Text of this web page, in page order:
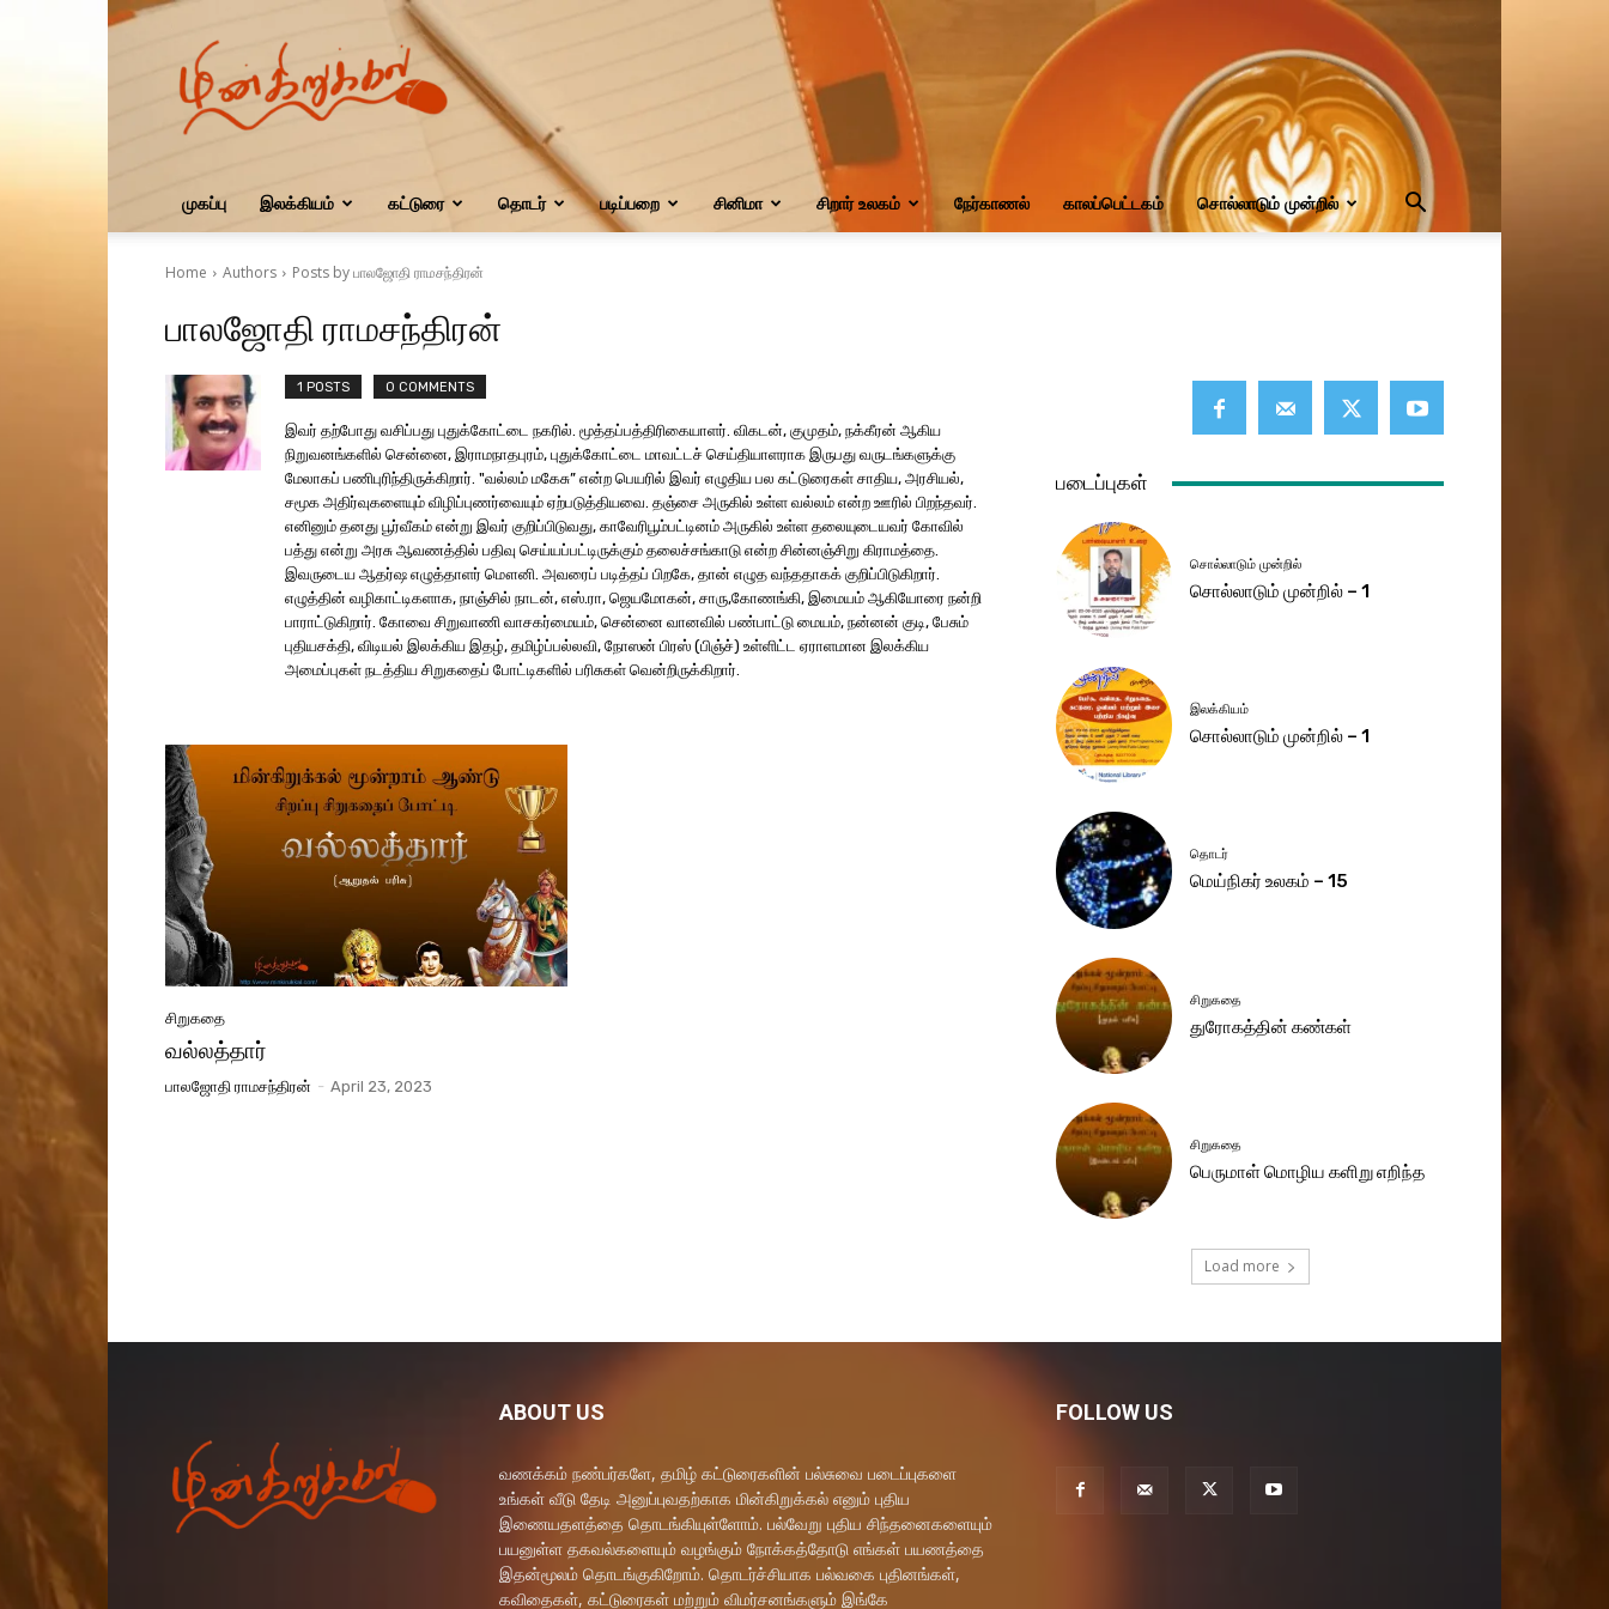
மின்கிறுக்கல்
முகப்பு இலக்கியம் கட்டுரை தொடர் படிப்பறை சினிமா சிறார் உலகம் நேர்காணல் காலப்பெட்டகம் சொல்லாடும் முன்றில்
Home Authors Posts by பாலஜோதி ராமசந்திரன்
பாலஜோதி ராமசந்திரன்
1 POSTS 0 COMMENTS
இவர் தற்போது வசிப்பது புதுக்கோட்டை நகரில். மூத்தப்பத்திரிகையாளர். விகடன், குமுதம், நக்கீரன் ஆகிய
நிறுவனங்களில் சென்னை, இராமநாதபுரம், புதுக்கோட்டை மாவட்டச் செய்தியாளராக இருபது வருடங்களுக்கு
மேலாகப் பணிபுரிந்திருக்கிறார். "வல்லம் மகேசு” என்ற பெயரில் இவர் எழுதிய பல கட்டுரைகள் சாதிய, அரசியல்,
சமூக அதிர்வுகளையும் விழிப்புணர்வையும் ஏற்படுத்தியவை. தஞ்சை அருகில் உள்ள வல்லம் என்ற ஊரில் பிறந்தவர்.
எனினும் தனது பூர்வீகம் என்று இவர் குறிப்பிடுவது, காவேரிபூம்பட்டினம் அருகில் உள்ள தலையுடையவர் கோவில்
பத்து என்று அரசு ஆவணத்தில் பதிவு செய்யப்பட்டிருக்கும் தலைச்சங்காடு என்ற சின்னஞ்சிறு கிராமத்தை.
இவருடைய ஆதர்ஷ எழுத்தாளர் மௌனி. அவரைப் படித்தப் பிறகே, தான் எழுத வந்ததாகக் குறிப்பிடுகிறார்.
எழுத்தின் வழிகாட்டிகளாக, நாஞ்சில் நாடன், எஸ்.ரா, ஜெயமோகன், சாரு,கோணங்கி, இமையம் ஆகியோரை நன்றி
பாராட்டுகிறார். கோவை சிறுவாணி வாசகர்மையம், சென்னை வானவில் பண்பாட்டு மையம், நன்னன் குடி, பேசும்
புதியசக்தி, விடியல் இலக்கிய இதழ், தமிழ்ப்பல்லவி, நோஸன் பிரஸ் (பிஞ்ச்) உள்ளிட்ட ஏராளமான இலக்கிய
அமைப்புகள் நடத்திய சிறுகதைப் போட்டிகளில் பரிசுகள் வென்றிருக்கிறார்.
சிறுகதை
வல்லத்தார்
பாலஜோதி ராமசந்திரன் - April 23, 2023
படைப்புகள்
சொல்லாடும் முன்றில்
சொல்லாடும் முன்றில் – 1
இலக்கியம்
சொல்லாடும் முன்றில் – 1
தொடர்
மெய்நிகர் உலகம் – 15
சிறுகதை
துரோகத்தின் கண்கள்
சிறுகதை
பெருமாள் மொழிய களிறு எறிந்த
Load more
ABOUT US
வணக்கம் நண்பர்களே, தமிழ் கட்டுரைகளின் பல்சுவை படைப்புகளை
உங்கள் வீடு தேடி அனுப்புவதற்காக மின்கிறுக்கல் எனும் புதிய
இணையதளத்தை தொடங்கியுள்ளோம். பல்வேறு புதிய சிந்தனைகளையும்
பயனுள்ள தகவல்களையும் வழங்கும் நோக்கத்தோடு எங்கள் பயணத்தை
இதன்மூலம் தொடங்குகிறோம். தொடர்ச்சியாக பல்வகை புதினங்கள்,
கவிதைகள், கட்டுரைகள் மற்றும் விமர்சனங்களும் இங்கே
FOLLOW US